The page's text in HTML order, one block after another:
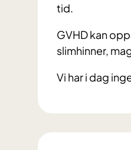
tid.
GVHD kan
slimhinner,
Vi har i dag